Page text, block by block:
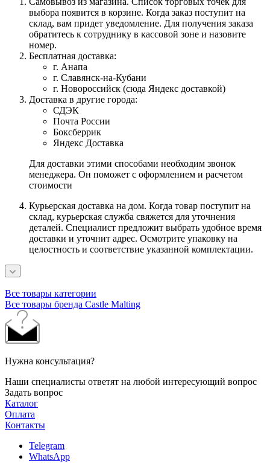
выбора появится в корзине. Когда заказ поступит на
склад, вам придет уведомление. Для получения заказа
обратитесь к сотруднику в кассовой зоне и назовите
номер.
Бесплатная доставка:
г. Анапа
г. Славянск-на-Кубани
г. Новороссийск (сюда Яндекс доставкой)
Доставка в другие города:
СДЭК
Почта России
Боксберрик
Яндекс Доставка
Для доставки этими способами необходим звонок
менеджера. Он поможет с оформлением и расчетом
стоимости
Курьерская доставка на дом. Когда товар поступит на
склад, курьерская служба свяжется для уточнения
деталей. Специалист предложит выбрать удобное время
доставки и уточнит адрес. Осмотрите упаковку на
целостность и соответствие указанной комплектации.
Все товары категории
Все товары бренда Castle Malting
Нужна консультация?
Наши специалисты ответят на любой интересующий вопрос
Задать вопрос
Каталог
Оплата
Контакты
Telegram
WhatsApp